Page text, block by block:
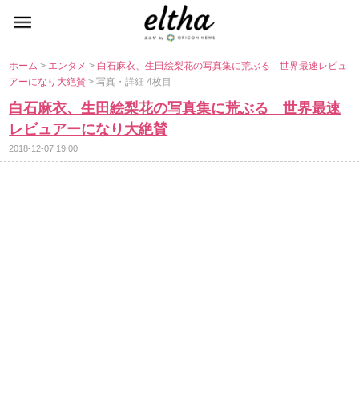
ホーム> エンタメ> 白石麻衣、生田絵梨花の写真集に荒ぶる 世界最速レビュ
アーになり大絶賛> 写真・詳細 4枚目
白石麻衣、生田絵梨花の写真集に荒ぶる 世界最速
レビュアーになり大絶賛
2018-12-07 19:00